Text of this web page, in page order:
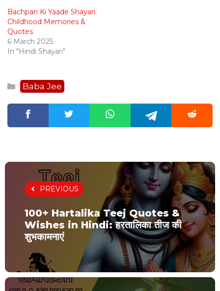
Bachpan Ki Yaade Shayari:
Childhood Memories &
Quotes
6 March 2025
In "Hindi Shayari"
Categories
Baba Jee
PREVIOUS
100+ Hartalika Teej Quotes &
Wishes in Hindi: हरतालिका तीज की
शुभकामनाएं